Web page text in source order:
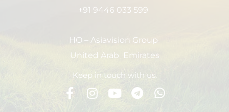
+91 9446 033 599
HO – Asiavision Group
United Arab Emirates
Keep in touch with us.